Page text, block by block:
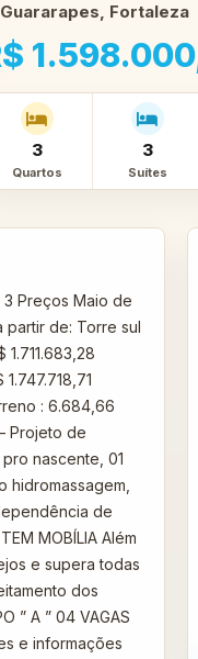
Guararapes, Fortaleza
3
Quartos
3
Suítes
3 Preços Maio de
partir de: Torre sul
: 6.684,66
Projeto de
nascente, 01
de
MOBÍLIA Além
e supera todas
dos
” A ” 04 VAGAS
e informações